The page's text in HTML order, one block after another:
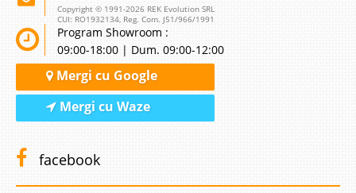
Copyright © 1991-2026 REK Evolution SRL
CUI: RO1932134, Reg. Com. J51/966/1991
Program Showroom :
09:00-18:00 | Dum. 09:00-12:00
Mergi cu Google
Mergi cu Waze
facebook